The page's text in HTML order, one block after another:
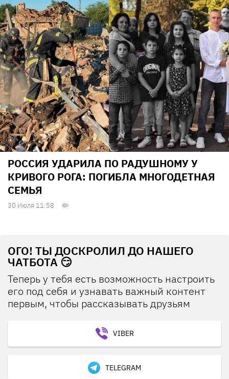
РОССИЯ УДАРИЛА ПО РАДУШНОМУ У
КРИВОГО РОГА: ПОГИБЛА МНОГОДЕТНАЯ
СЕМЬЯ
30 Июля 11:58
ОГО! ТЫ ДОСКРОЛИЛ ДО НАШЕГО
ЧАТБОТА 😏
Теперь у тебя есть возможность настроить
его под себя и узнавать важный контент
первым, чтобы рассказывать друзьям
VIBER
TELEGRAM